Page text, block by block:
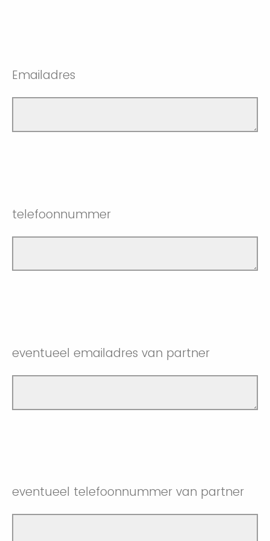
Emailadres
telefoonnummer
eventueel emailadres van partner
eventueel telefoonnummer van partner